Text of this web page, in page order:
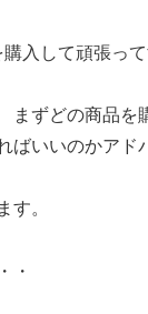
入して頑張っ
ずどの商品を
ばいいのかアド
す。
・